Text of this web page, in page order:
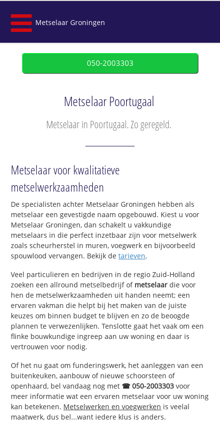
Metselaar Groningen
050-2003303
Metselaar Poortugaal
Metselaar in Poortugaal. Zo geregeld.
Metselaar voor kwalitatieve
metselwerkzaamheden
De specialisten achter Metselaar Groningen hebben als
metselaar een gevestigde naam opgebouwd. Kiest u voor
Metselaar Groningen, dan schakelt u vakkundige
metselaars in die perfect inzetbaar zijn voor metselwerk
zoals scheurherstel in muren, voegwerk en bijvoorbeeld
spouwlood vervangen. Bekijk detarieven.
Veel particulieren en bedrijven in de regio Zuid-Holland
zoeken een allround metselbedrijf of metselaar die voor
hen de metselwerkzaamheden uit handen neemt; een
ervaren vakman die helpt bij het maken van de juiste
keuzes om binnen budget te blijven en zo de beoogde
plannen te verwezenlijken. Tenslotte gaat het vaak om een
flinke bouwkundige ingreep aan uw woning en daar is
vertrouwen voor nodig.
Of het nu gaat om funderingswerk, het aanleggen van een
buitenkeuken, aanbouw of nieuwe schoorsteen of
openhaard, bel vandaag nog met ☎ 050-2003303 voor
meer informatie wat een ervaren metselaar voor uw woning
kan betekenen. Metselwerken en voegwerken is veelal
maatwerk, dus bel...want iedere klus is anders.